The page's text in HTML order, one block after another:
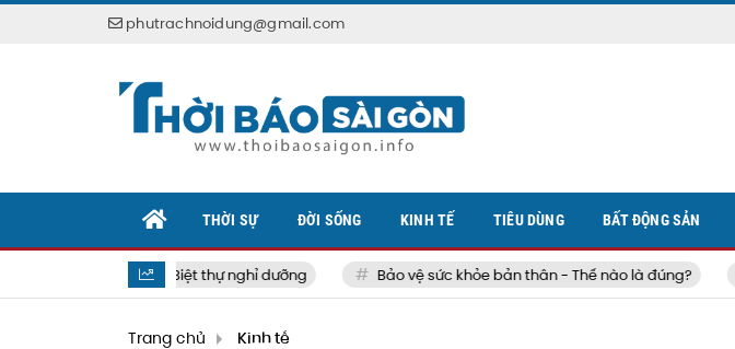
phutrachnoidung@gmail.com
Biệt thự nghỉ dưỡng Bảo vệ sức khỏe bản thân - Thế nào là đúng?
THỜI SỰ ĐỜI SỐNG KINH TẾ TIÊU DÙNG BẤT ĐỘNG SẢN
Trang chủ Kinh tế